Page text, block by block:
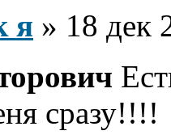
я » 18 дек
сразу!!!!